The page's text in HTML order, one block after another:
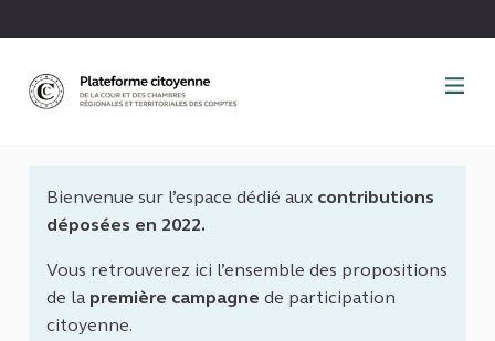
Bienvenue sur l’espace dédié aux contributions
déposées en 2022.
Vous retrouverez ici l’ensemble des propositions
de la première campagne de participation
citoyenne.